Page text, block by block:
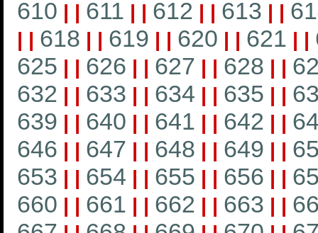
610 | | 611 | | 612 | | 613 | |
| | 618 | | 619 | | 620 | | 621 | |
625 | | 626 | | 627 | | 628 | |
632 | | 633 | | 634 | | 635 | |
639 | | 640 | | 641 | | 642 | |
646 | | 647 | | 648 | | 649 | |
653 | | 654 | | 655 | | 656 | |
660 | | 661 | | 662 | | 663 | |